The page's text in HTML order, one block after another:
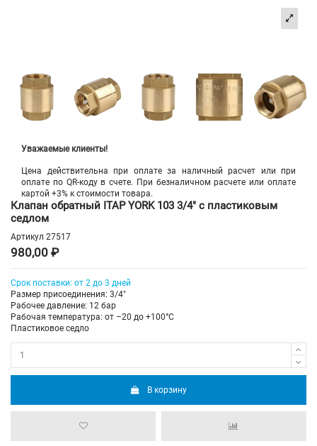
Уважаемые клиенты!
Цена действительна при оплате за наличный расчет или при
оплате по QR-коду в счете. При безналичном расчете или оплате
картой +3% к стоимости товара.
Клапан обратный ITAP YORK 103 3/4" с пластиковым
седлом
Артикул 27517
980,00 ₽
Срок поставки: от 2 до 3 дней
Размер присоединения: 3/4"
Рабочее давление: 12 бар
Рабочая температура: от –20 до +100°С
Пластиковое седло
В корзину